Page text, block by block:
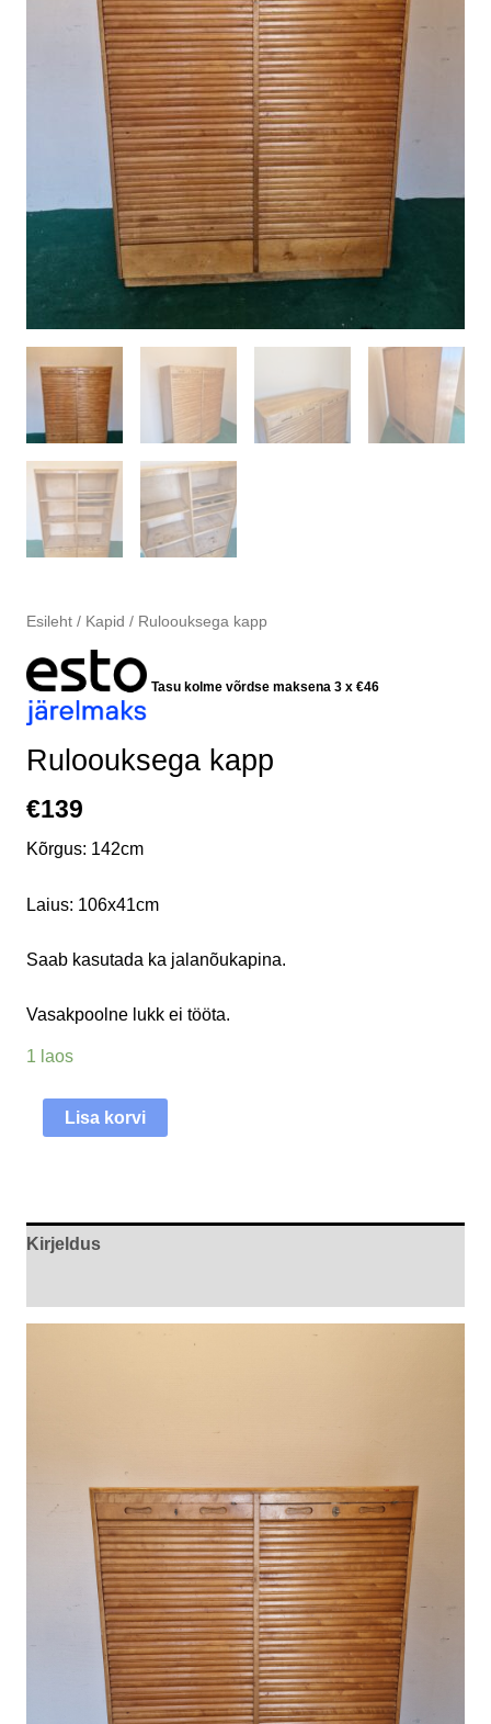
Esileht/ Kapid / Ruloouksega kapp
Tasu kolme võrdse maksena 3 x €46
Ruloouksega kapp
€139
Kõrgus: 142cm
Laius: 106x41cm
Saab kasutada ka jalanõukapina.
Vasakpoolne lukk ei tööta.
1 laos
Lisa korvi
Kirjeldus